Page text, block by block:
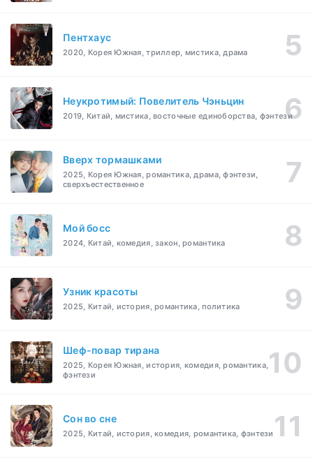
Пентхаус
2020, Корея Южная, триллер, мистика, драма
Неукротимый: Повелитель Чэньцин
2019, Китай, мистика, восточные единоборства, фэнтези
Вверх тормашками
2025, Корея Южная, романтика, драма, фэнтези,
сверхъестественное
Мой босс
2024, Китай, комедия, закон, романтика
Узник красоты
2025, Китай, история, романтика, политика
Шеф-повар тирана
2025, Корея Южная, история, комедия, романтика,
фэнтези
Cон во сне
2025, Китай, история, комедия, романтика, фэнтези